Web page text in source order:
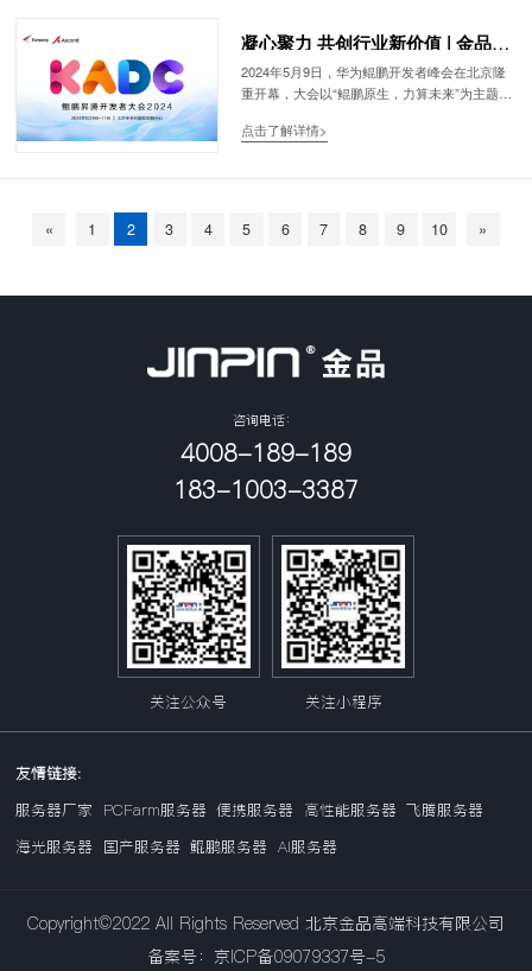
凝心聚力 共创行业新价值 | 金品成
为2024年首批鲲鹏KPN合作伙伴
2024年5月9日，华为鲲鹏开发者峰会在北京隆
重开幕，大会以“鲲鹏原生，力算未来”为主题，
全面了解鲲鹏计算基础软、硬件的创新动向，共
点击了解详情>
« 1 2 3 4 5 6 7 8 9 10 »
咨询电话：
4008-189-189
183-1003-3387
关注公众号 关注小程序
友情链接:
服务器厂家
PCFarm服务器 便携服务器 高性能服务器 飞腾服务器
海光服务器 国产服务器 鲲鹏服务器 AI服务器
Copyright©2022 All Rights Reserved 北京金品高端科技有限公司
备案号：京ICP备09079337号-5